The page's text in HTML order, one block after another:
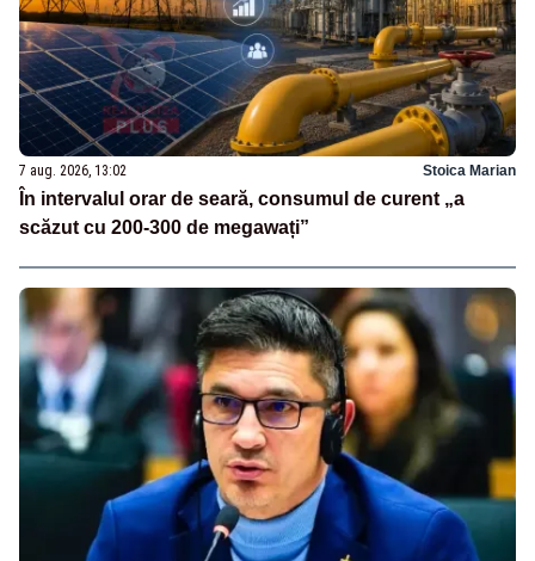
7 aug. 2026, 13:02 Stoica Marian
În intervalul orar de seară, consumul de curent „a
scăzut cu 200-300 de megawați”